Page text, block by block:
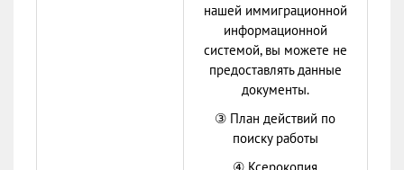
нашей иммиграционной
информационной
системой, вы можете не
предоставлять данные
документы.
③ План действий по
поиску работы
④ Ксерокопия